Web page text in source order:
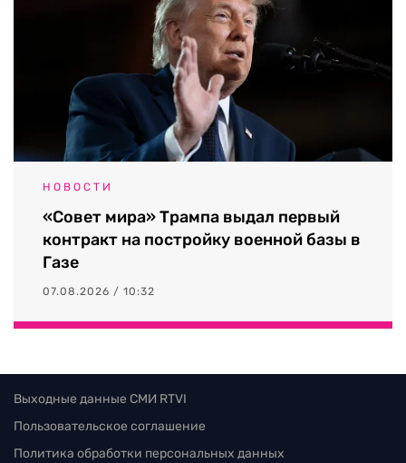
НОВОСТИ
«Совет мира» Трампа выдал первый
контракт на постройку военной базы в
Газе
07.08.2026 / 10:32
Выходные данные СМИ RTVI
Пользовательское соглашение
Политика обработки персональных данных